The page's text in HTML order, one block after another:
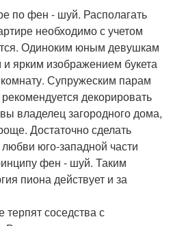
по фен - шуй. Располагать
необходимо с учетом
Одиноким юным девушкам
и ярким изображением букета
Супружеским парам
декорировать
владелец загородного дома,
Достаточно сделать
юго-западной части
фен - шуй. Таким
пиона действует и за
терпят соседства с